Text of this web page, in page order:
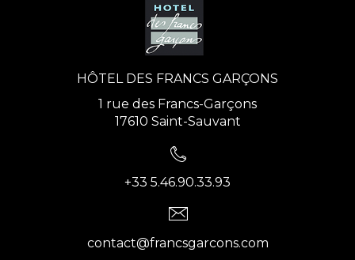
HÔTEL DES FRANCS GARÇONS
1 rue des Francs-Garçons
17610 Saint-Sauvant
+33 5.46.90.33.93
contact@francsgarcons.com